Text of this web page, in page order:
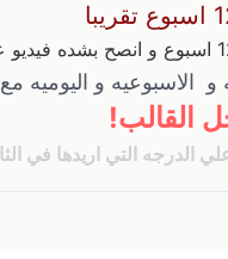
الاسبوعيه و اليوميه
القالب!
التي اريدها في